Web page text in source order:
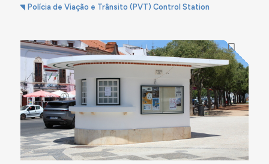
Polícia de Viação e Trânsito (PVT) Control Station